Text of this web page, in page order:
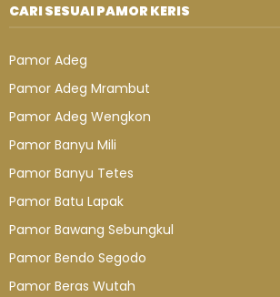
CARI SESUAI PAMOR KERIS
Pamor Adeg
Pamor Adeg Mrambut
Pamor Adeg Wengkon
Pamor Banyu Mili
Pamor Banyu Tetes
Pamor Batu Lapak
Pamor Bawang Sebungkul
Pamor Bendo Segodo
Pamor Beras Wutah